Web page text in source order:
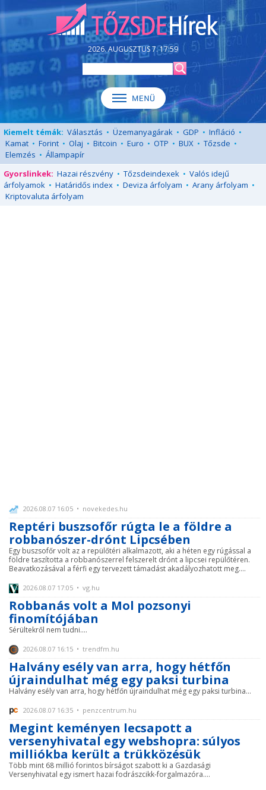
2026. AUGUSZTUS 7. 17:59
Kiemelt témák: Választás • Üzemanyagárak • GDP • Infláció •
Kamat • Forint • Olaj • Bitcoin • Euro • OTP • BUX • Tőzsde •
Elemzés • Állampapír
Gyorslinkek: Hazai részvény • Tőzsdeindexek • Valós idejű
árfolyamok • Határidős index • Deviza árfolyam • Arany árfolyam •
Kriptovaluta árfolyam
2026.08.07 16:05 • novekedes.hu
Reptéri buszsofőr rúgta le a földre a
robbanószer-drónt Lipcsében
Egy buszsofőr volt az a repülőtéri alkalmazott, aki a héten egy rúgással a
földre taszította a robbanószerrel felszerelt drónt a lipcsei repülőtéren.
Beavatkozásával a férfi egy tervezett támadást akadályozhatott meg....
2026.08.07 17:05 • vg.hu
Robbanás volt a Mol pozsonyi
finomítójában
Sérültekről nem tudni....
2026.08.07 16:15 • trendfm.hu
Halvány esély van arra, hogy hétfőn
újraindulhat még egy paksi turbina
Halvány esély van arra, hogy hétfőn újraindulhat még egy paksi turbina...
2026.08.07 16:35 • penzcentrum.hu
Megint keményen lecsapott a
versenyhivatal egy webshopra: súlyos
milliókba került a trükközésük
Több mint 68 millió forintos bírságot szabott ki a Gazdasági
Versenyhivatal egy ismert hazai fodrászcikk-forgalmazóra....